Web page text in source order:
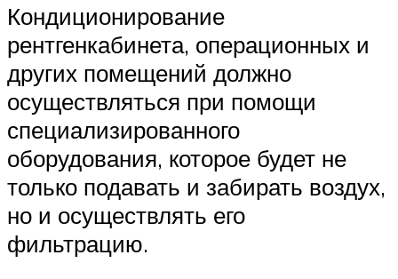
Кондиционирование
рентгенкабинета, операционных и
других помещений должно
осуществляться при помощи
специализированного
оборудования, которое будет не
только подавать и забирать воздух,
но и осуществлять его
фильтрацию.